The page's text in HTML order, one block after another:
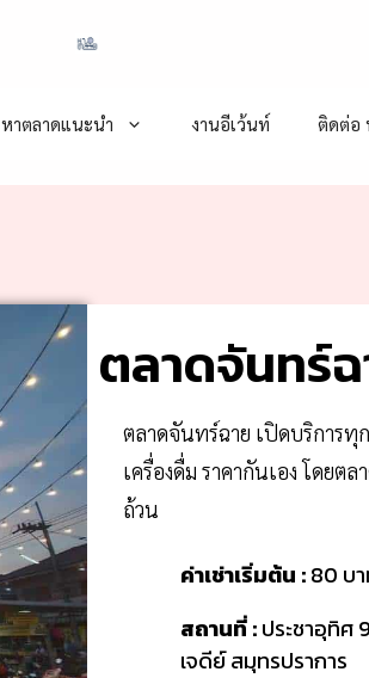
หาตลาดแนะนำ งานอีเว้นท์ ติดต่อ
ตลาดจันทร์
ตลาดจันทร์ฉาย เปิดบริการ
เครื่องดื่ม ราคากันเอง โดยต
ถ้วน
ค่าเช่าเริ่มต้น :80 บ
สถานที่ :ประชาอุทิศ
เจดีย์ สมุทรปราการ